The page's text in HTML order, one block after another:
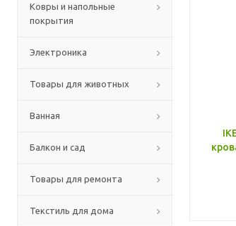
Ковры и напольные
покрытия
Электроника
Товары для животных
Ванная
Балкон и сад
Товары для ремонта
Текстиль для дома